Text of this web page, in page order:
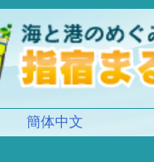
簡体中文